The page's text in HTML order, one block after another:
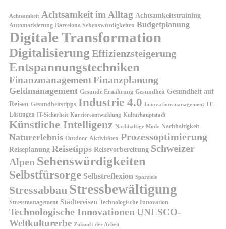
Achtsamkeit Achtsamkeit im Alltag Achtsamkeitstraining
Automatisierung Barcelona Sehenswürdigkeiten Budgetplanung
Digitale Transformation
Digitalisierung Effizienzsteigerung
Entspannungstechniken
FinanzmanagementFinanzplanung
Geldmanagement Gesunde Ernährung Gesundheit Gesundheit auf
Reisen Gesundheitstipps Industrie 4.0 Innovationsmanagement IT-
Lösungen IT-Sicherheit Karriereentwicklung Kulturhauptstadt
Künstliche Intelligenz Nachhaltige Mode Nachhaltigkeit
Naturerlebnis Outdoor-Aktivitäten Prozessoptimierung
Reiseplanung Reisetipps Reisevorbereitung Schweizer
Alpen Sehenswürdigkeiten
Selbstfürsorge Selbstreflexion Sparziele
Stressabbau Stressbewältigung
Stressmanagement Städtereisen Technologische Innovation
Technologische Innovationen UNESCO-
Weltkulturerbe Zukunft der Arbeit